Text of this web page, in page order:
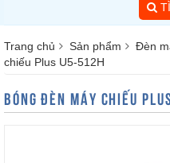
Trang chủ Sản phẩm Đèn
chiếu Plus U5-512H
BÓNG ĐÈN MÁY CHIẾU